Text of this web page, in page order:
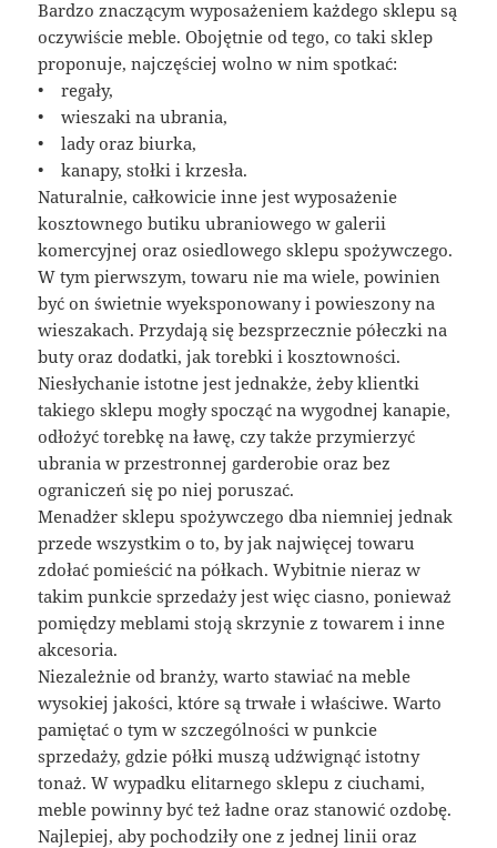
Bardzo znaczącym wyposażeniem każdego sklepu są
oczywiście meble. Obojętnie od tego, co taki sklep
proponuje, najczęściej wolno w nim spotkać:
• regały,
• wieszaki na ubrania,
• lady oraz biurka,
• kanapy, stołki i krzesła.
Naturalnie, całkowicie inne jest wyposażenie
kosztownego butiku ubraniowego w galerii
komercyjnej oraz osiedlowego sklepu spożywczego.
W tym pierwszym, towaru nie ma wiele, powinien
być on świetnie wyeksponowany i powieszony na
wieszakach. Przydają się bezsprzecznie półeczki na
buty oraz dodatki, jak torebki i kosztowności.
Niesłychanie istotne jest jednakże, żeby klientki
takiego sklepu mogły spocząć na wygodnej kanapie,
odłożyć torebkę na ławę, czy także przymierzyć
ubrania w przestronnej garderobie oraz bez
ograniczeń się po niej poruszać.
Menadżer sklepu spożywczego dba niemniej jednak
przede wszystkim o to, by jak najwięcej towaru
zdołać pomieścić na półkach. Wybitnie nieraz w
takim punkcie sprzedaży jest więc ciasno, ponieważ
pomiędzy meblami stoją skrzynie z towarem i inne
akcesoria.
Niezależnie od branży, warto stawiać na meble
wysokiej jakości, które są trwałe i właściwe. Warto
pamiętać o tym w szczególności w punkcie
sprzedaży, gdzie półki muszą udźwignąć istotny
tonaż. W wypadku elitarnego sklepu z ciuchami,
meble powinny być też ładne oraz stanowić ozdobę.
Najlepiej, aby pochodziły one z jednej linii oraz